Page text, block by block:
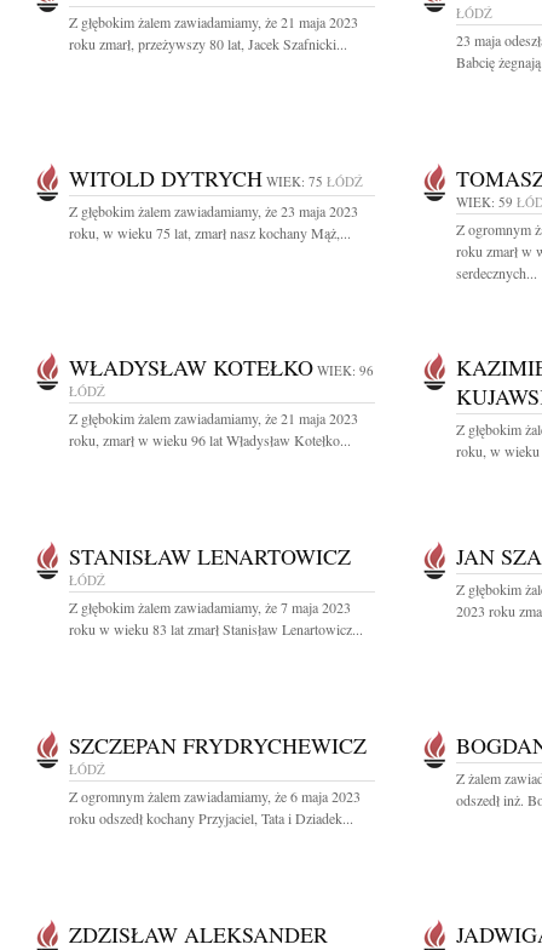
Z głębokim żalem zawiadamiamy, że 21 maja 2023
roku zmarł, przeżywszy 80 lat, Jacek Szafnicki...
ŁÓDŹ
23 maja
Babcię
WITOLD DYTRYCH WIEK: 75 ŁÓDŹ
Z głębokim żalem zawiadamiamy, że 23 maja 2023
roku, w wieku 75 lat, zmarł nasz kochany Mąż,...
WIEK: 59
Z ogromnym
roku zmarł w
serdecznych...
WŁADYSŁAW KOTEŁKO WIEK: 96
ŁÓDŹ
Z głębokim żalem zawiadamiamy, że 21 maja 2023
roku, zmarł w wieku 96 lat Władysław Kotełko...
Z głębokim
roku, w wieku
STANISŁAW LENARTOWICZ
ŁÓDŹ
Z głębokim żalem zawiadamiamy, że 7 maja 2023
roku w wieku 83 lat zmarł Stanisław Lenartowicz...
JAN
Z głębokim
2023 roku
SZCZEPAN FRYDRYCHEWICZ
ŁÓDŹ
Z ogromnym żalem zawiadamiamy, że 6 maja 2023
roku odszedł kochany Przyjaciel, Tata i Dziadek...
Z żalem
odszedł inż.
ZDZISŁAW ALEKSANDER